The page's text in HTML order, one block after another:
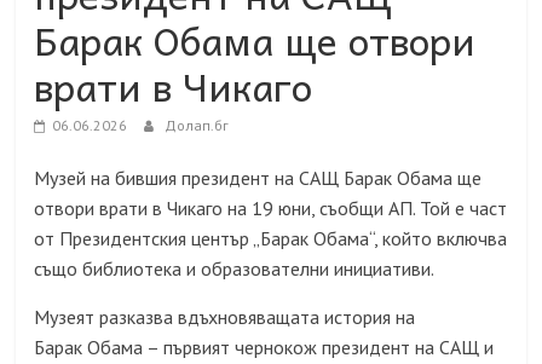
Барак Обама ще отвори
врати в Чикаго
06.06.2026 Долап.бг
Музей на бившия президент на САЩ Барак Обама ще
отвори врати в Чикаго на 19 юни, съобщи АП. Той е част
от Президентския център „Барак Обама“, който включва
също библиотека и образователни инициативи.
Музеят разказва вдъхновяващата история на
Барак Обама – първият чернокож президент на САЩ и